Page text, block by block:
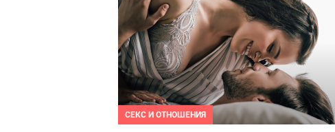
СЕКС И ОТНОШЕНИЯ